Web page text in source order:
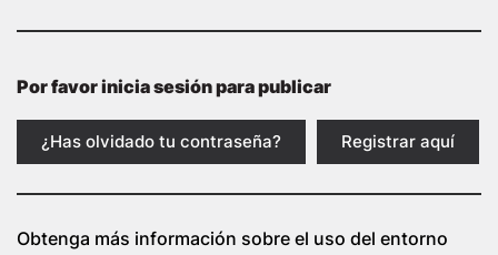
Por favor inicia sesión para publicar
¿Has olvidado tu contraseña? Registrar aquí
Obtenga más información sobre el uso del entorno